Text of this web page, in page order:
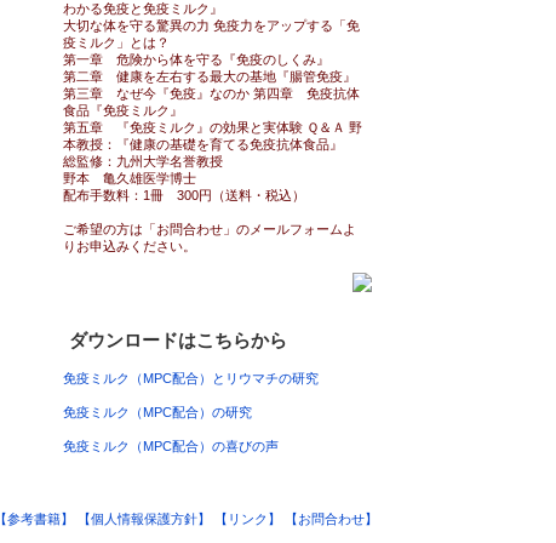
わかる免疫と免疫ミルク』
大切な体を守る驚異の力 免疫力をアップする「免
疫ミルク」とは？
第一章 危険から体を守る『免疫のしくみ』
第二章 健康を左右する最大の基地『腸管免疫』
第三章 なぜ今『免疫』なのか 第四章 免疫抗体
食品『免疫ミルク』
第五章 『免疫ミルク』の効果と実体験 Ｑ＆Ａ 野
本教授：『健康の基礎を育てる免疫抗体食品』
総監修：九州大学名誉教授
野本 亀久雄医学博士
配布手数料：1冊 300円（送料・税込）
ご希望の方は「お問合わせ」のメールフォームよ
りお申込みください。
ダウンロードはこちらから
免疫ミルク（MPC配合）とリウマチの研究
免疫ミルク（MPC配合）の研究
免疫ミルク（MPC配合）の喜びの声
【参考書籍】 【個人情報保護方針】 【リンク】 【お問合わせ】